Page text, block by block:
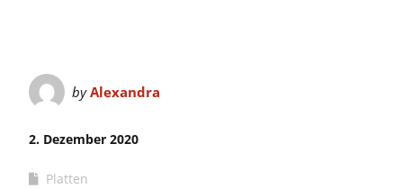
byAlexandra
2. Dezember 2020
Platten